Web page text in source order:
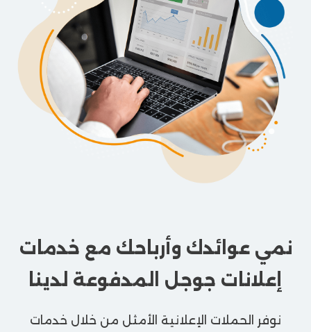
نمي عوائدك وأرباحك مع خدمات
إعلانات جوجل المدفوعة لدينا
نوفر الحملات الإعلانية الأمثل من خلال خدمات